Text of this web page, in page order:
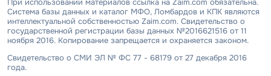
Система базы данных и каталог МФО, Ломбардов и КПК являются
интеллектуальной собственностью Zaim.com. Свидетельство о
государственной регистрации базы данных №2016621516 от 11
ноября 2016. Копирование запрещается и охраняется законом.
Свидетельство о СМИ ЭЛ № ФС 77 - 68179 от 27 декабря 2016
года.